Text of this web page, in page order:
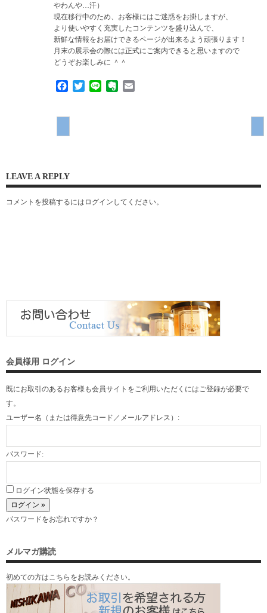
やわんや…汗）
現在移行中のため、お客様にはご迷惑をお掛しますが、
より使いやすく充実したコンテンツを盛り込んで、
新鮮な情報をお届けできるページが出来るよう頑張ります！
月末の展示会の際には正式にご案内できると思いますので
どうぞお楽しみに ＾＾
FacebookTwitterLine Evernote
LEAVE A REPLY
コメントを投稿するには ログイン してください。
会員様用 ログイン
既にお取引のあるお客様も会員サイトをご利用いただくにはご登録が必要で
す。
ユーザー名（または得意先コード／メールアドレス）:
パスワード:
ログイン状態を保存する
パスワードをお忘れですか？
メルマガ購読
初めての方はこちらをお読みください。